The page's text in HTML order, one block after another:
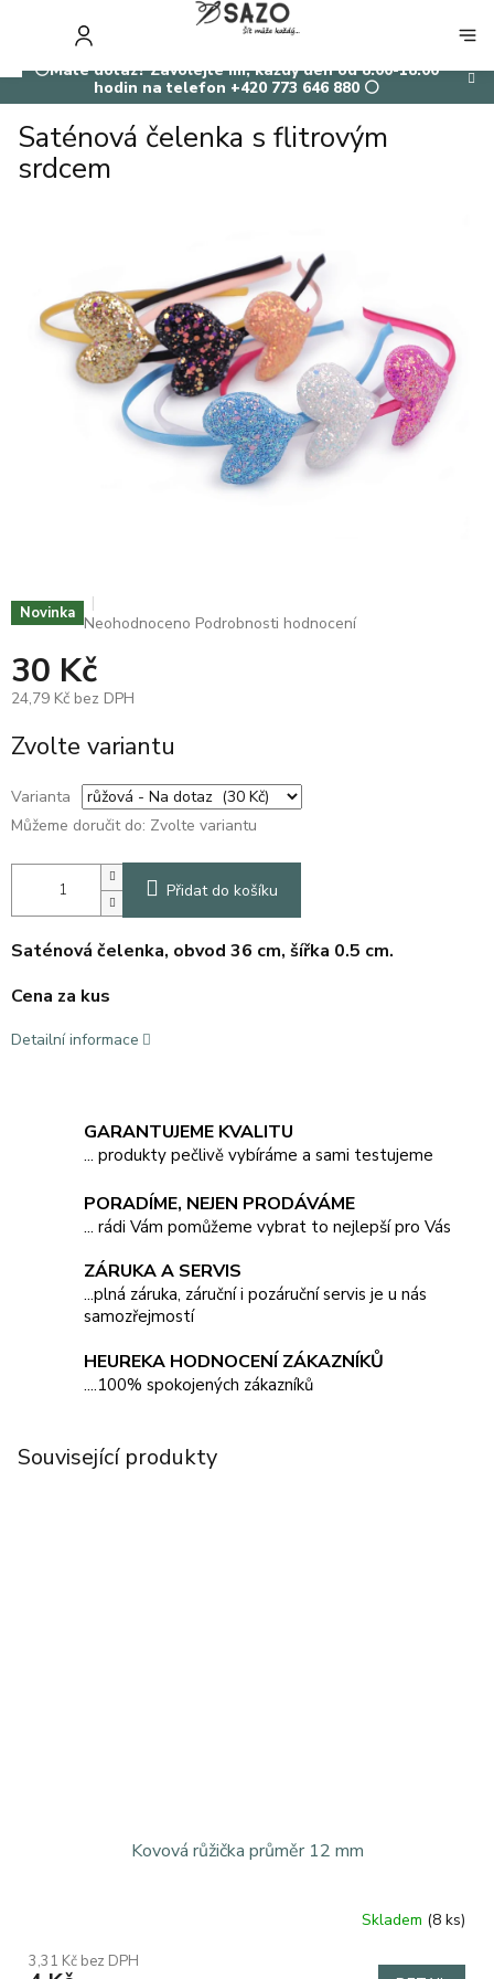
⚪Máte dotaz? Zavolejte mi, každý den od 8:00-18:00
hodin na telefon +420 773 646 880 ⚪
KOŠÍK
Saténová čelenka s flitrovým
srdcem
Novinka Průměrné
produktu
je
0,0
5
Neohodnoceno Podrobnosti hodnocení
30 Kč
24,79 Kč bez DPH
cena:
Zvolte variantu
Varianta
Můžeme doručit do: Zvolte variantu
Přidat do košíku
Saténová čelenka, obvod 36 cm, šířka 0.5 cm.
Cena za kus
Detailní informace
GARANTUJEME KVALITU
... produkty pečlivě vybíráme a sami testujeme
PORADÍME, NEJEN PRODÁVÁME
... rádi Vám pomůžeme vybrat to nejlepší pro Vás
ZÁRUKA A SERVIS
...plná záruka, záruční i pozáruční servis je u nás
samozřejmostí
HEUREKA HODNOCENÍ ZÁKAZNÍKŮ
....100% spokojených zákazníků
Související produkty
Kovová růžička průměr 12 mm
Skladem (8 ks)
3,31 Kč bez DPH